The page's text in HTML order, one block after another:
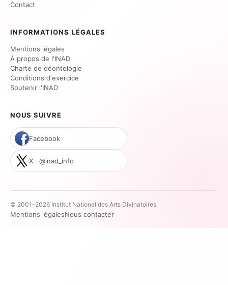
Contact
INFORMATIONS LÉGALES
Mentions légales
À propos de l'INAD
Charte de déontologie
Conditions d'exercice
Soutenir l'INAD
NOUS SUIVRE
Facebook
X · @inad_info
© 2001-2026 Institut National des Arts Divinatoires
Mentions légalesNous contacter